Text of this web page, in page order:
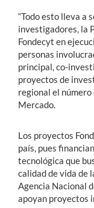
“Todo esto lleva a
investigadores, la
Fondecyt en
personas
principal, co-
proyectos de
regional el número
Mercado.
Los proyectos
país, pues
tecnológica que
calidad de vida de
Agencia Nacional
apoyan proyectos